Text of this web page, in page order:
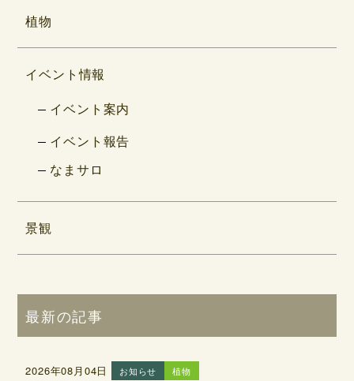
植物
イベント情報
イベント案内
イベント報告
なまサロ
景観
最新の記事
2026年08月04日 お知らせ 植物